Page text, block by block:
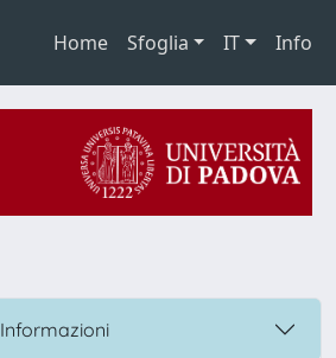
Home Sfoglia IT Info
Informazioni